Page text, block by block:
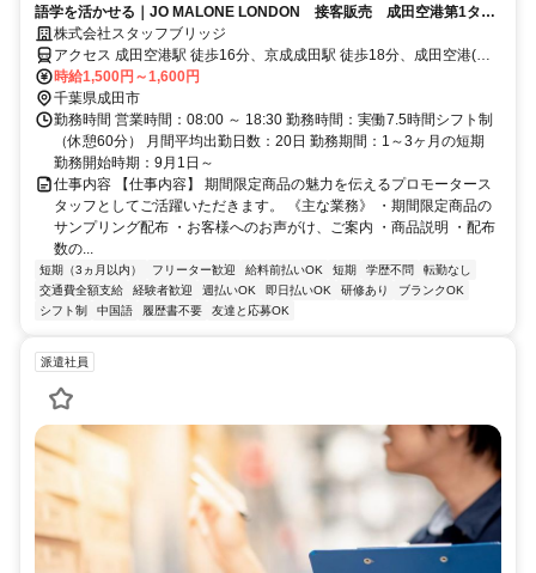
語学を活かせる｜JO MALONE LONDON 接客販売 成田空港第1ター
ミナル 前払いOK
株式会社スタッフブリッジ
アクセス 成田空港駅 徒歩16分、京成成田駅 徒歩18分、成田空港(空
港第２ビル)駅
時給1,500円～1,600円
千葉県成田市
勤務時間 営業時間：08:00 ～ 18:30 勤務時間：実働7.5時間シフト制
（休憩60分） 月間平均出勤日数：20日 勤務期間：1～3ヶ月の短期
勤務開始時期：9月1日～
仕事内容 【仕事内容】 期間限定商品の魅力を伝えるプロモータース
タッフとしてご活躍いただきます。 《主な業務》 ・期間限定商品の
サンプリング配布 ・お客様へのお声がけ、ご案内 ・商品説明 ・配布
数の...
短期（3ヵ月以内） フリーター歓迎 給料前払いOK 短期 学歴不問
転勤なし
交通費全額支給
経験者歓迎 週払いOK 即日払いOK 研修あり
ブランクOK
シフト制
中国語 履歴書不要 友達と応募OK
派遣社員